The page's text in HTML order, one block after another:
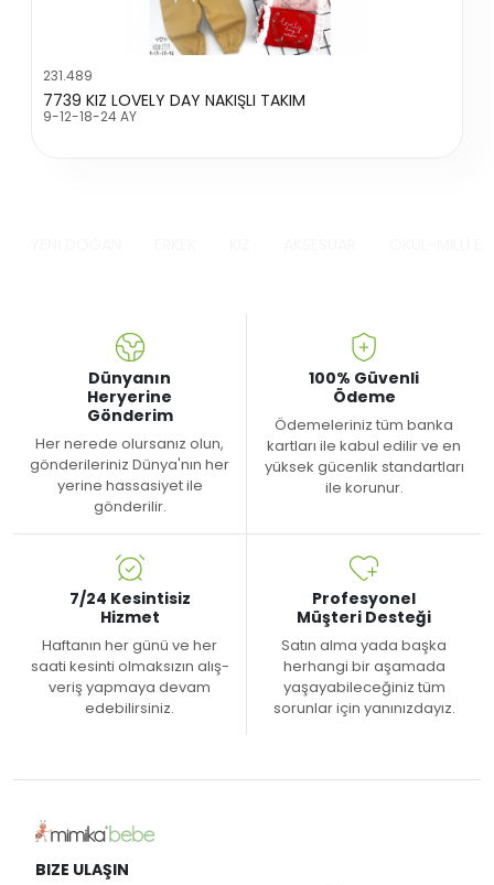
231.489
7739 KIZ LOVELY DAY NAKIŞLI TAKIM
9-12-18-24 AY
Dünyanın
Heryerine
Gönderim
Her nerede olursanız olun,
gönderileriniz Dünya'nın her
yerine hassasiyet ile
gönderilir.
100% Güvenli
Ödeme
Ödemeleriniz tüm banka
kartları ile kabul edilir ve en
yüksek gücenlik standartları
ile korunur.
7/24 Kesintisiz
Hizmet
Haftanın her günü ve her
saati kesinti olmaksızın alış-
veriş yapmaya devam
edebilirsiniz.
Profesyonel
Müşteri Desteği
Satın alma yada başka
herhangi bir aşamada
yaşayabileceğiniz tüm
sorunlar için yanınızdayız.
BIZE ULAŞIN